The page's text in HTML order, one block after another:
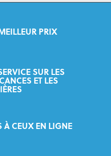
PRIX
SUR LES
ET LES
À CEUX EN LIGNE